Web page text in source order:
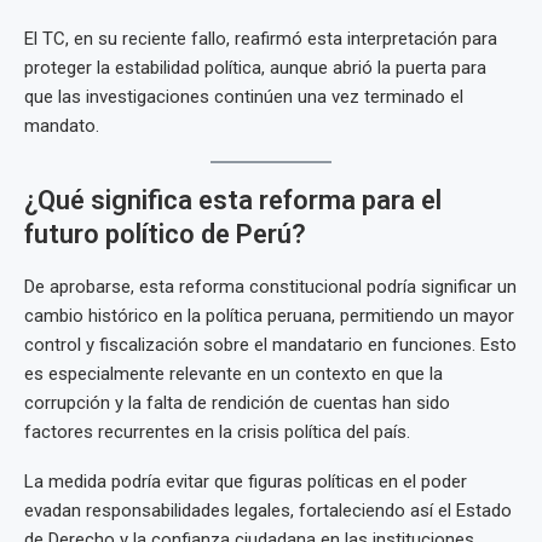
El TC, en su reciente fallo, reafirmó esta interpretación para
proteger la estabilidad política, aunque abrió la puerta para
que las investigaciones continúen una vez terminado el
mandato.
¿Qué significa esta reforma para el
futuro político de Perú?
De aprobarse, esta reforma constitucional podría significar un
cambio histórico en la política peruana, permitiendo un mayor
control y fiscalización sobre el mandatario en funciones. Esto
es especialmente relevante en un contexto en que la
corrupción y la falta de rendición de cuentas han sido
factores recurrentes en la crisis política del país.
La medida podría evitar que figuras políticas en el poder
evadan responsabilidades legales, fortaleciendo así el Estado